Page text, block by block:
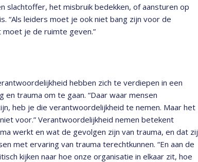
slachtoffer, het misbruik bedekken, of aansturen op
“Als leiders moet je ook niet bang zijn voor de
moet je de ruimte geven.”
hebben zich te verdiepen in een
trauma om te gaan. “Daar waar mensen
heb je die verantwoordelijkheid te nemen. Maar het
voor.” Verantwoordelijkheid nemen betekent
werkt en wat de gevolgen zijn van trauma, en dat zij
met ervaring van trauma terechtkunnen. “En aan de
kijken naar hoe onze organisatie in elkaar zit, hoe